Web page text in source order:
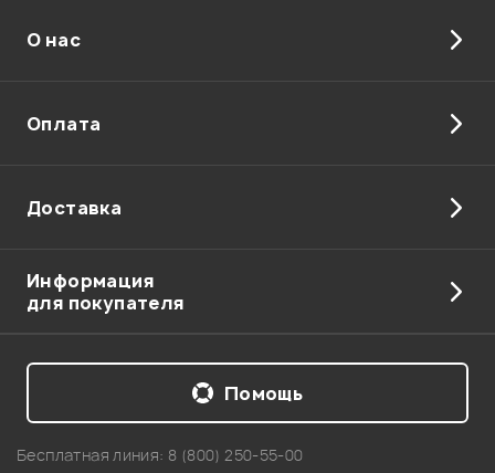
Отправить
О нас
Оплата
Доставка
Информация
для покупателя
Бесплатная линия: 8 (800) 250-55-00
Помощь